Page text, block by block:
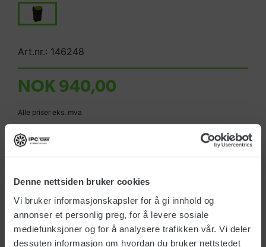
Denne nettsiden bruker cookies
Vi bruker informasjonskapsler for å gi innhold og
annonser et personlig preg, for å levere sosiale
mediefunksjoner og for å analysere trafikken vår. Vi deler
dessuten informasjon om hvordan du bruker nettstedet
Art.nr.: 146248
NOK 940,00
Alle priser eks. mva
Produktet er utgått
Ta kontakt for mer informasjon